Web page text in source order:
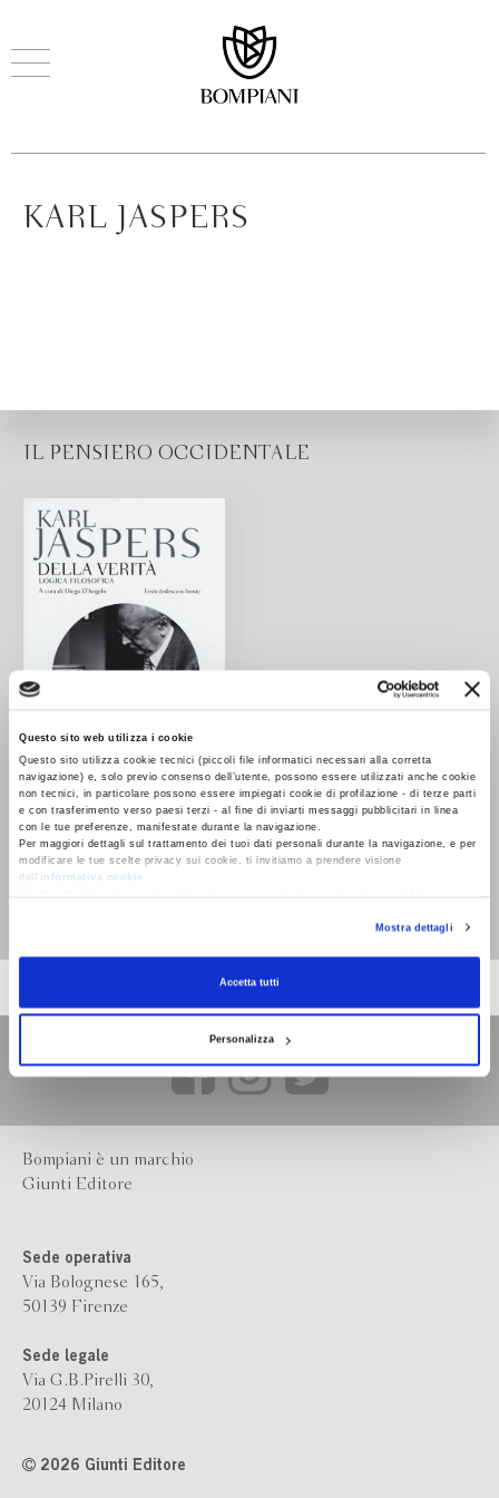
Questo sito web utilizza i cookie
Questo sito utilizza cookie tecnici (piccoli file informatici necessari alla corretta
navigazione) e, solo previo consenso dell’utente, possono essere utilizzati anche cookie
non tecnici, in particolare possono essere impiegati cookie di profilazione - di terze parti
e con trasferimento verso paesi terzi - al fine di inviarti messaggi pubblicitari in linea
con le tue preferenze, manifestate durante la navigazione.
Per maggiori dettagli sul trattamento dei tuoi dati personali durante la navigazione, e per
modificare le tue scelte privacy sui cookie, ti invitiamo a prendere visione
dell’
informativa cookie
RevocaMostra dettagli
Accetta tutti
Personalizza
KARL JASPERS
IL PENSIERO OCCIDENTALE
Della verità. Logica
filosofica. Testo tedesco
a fronte
Bompiani è un marchio
Giunti Editore
Sede operativa
Via Bolognese 165,
50139 Firenze
Sede legale
Via G.B.Pirelli 30,
20124 Milano
2026 Giunti Editore